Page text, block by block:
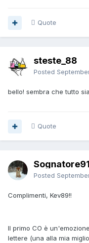
Quote
steste_88
Posted
bello! sembra che tutto
Quote
Sognatore91
Posted
Complimenti, Kev89!!
Il primo CO è
lettere (una alla mia